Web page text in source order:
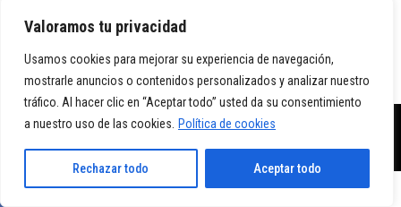
Valoramos tu privacidad
Usamos cookies para mejorar su experiencia de navegación,
mostrarle anuncios o contenidos personalizados y analizar nuestro
tráfico. Al hacer clic en “Aceptar todo” usted da su consentimiento
a nuestro uso de las cookies.
Política de cookies
Rechazar todo Aceptar todo
SHARE TWEET
encuentra Corazón salvaje
fascinante y que nos sigue sorprendiendo 28 años
después.